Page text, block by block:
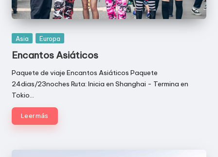
G
E
N
C
I
A
D
E
V
Publicada
Asia Europa
Encantos Asiáticos
Paquete de viaje Encantos Asiáticos Paquete
24dias/23noches Ruta: Inicia en Shanghai - Termina en
Tokio…
Leer más